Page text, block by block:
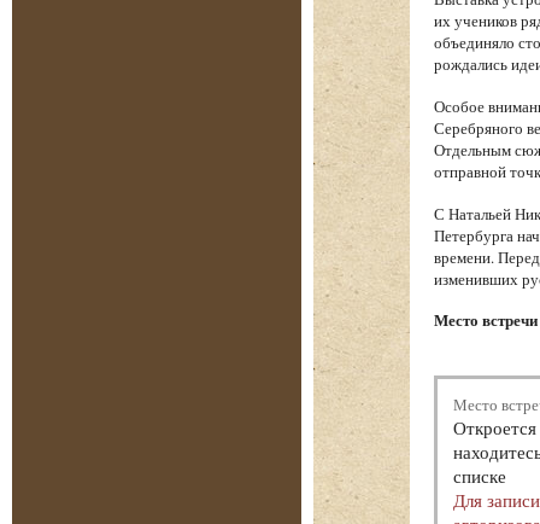
их учеников
объединяло
рождались
Особое
Серебряного
Отдельным
отправной
С Натальей
Петербурга
времени.
изменивших
Место
Место
списке
Для